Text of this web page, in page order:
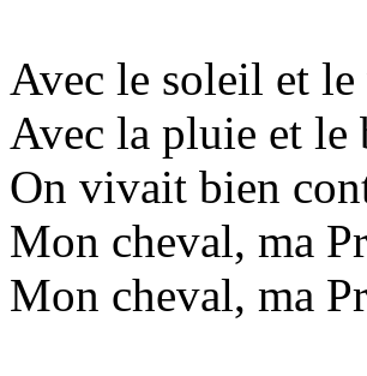
Avec le soleil et le
Avec la pluie et le
On vivait bien
Mon cheval, ma
Mon cheval, ma